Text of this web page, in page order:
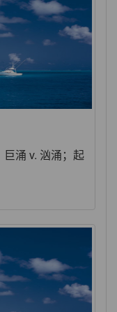
涌 v. 汹涌；起